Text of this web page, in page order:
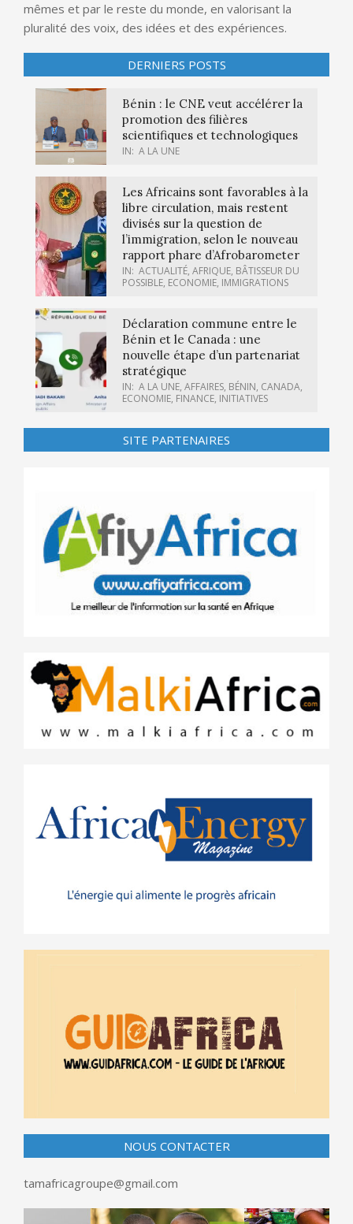
mêmes et par le reste du monde, en valorisant la
pluralité des voix, des idées et des expériences.
DERNIERS POSTS
Bénin : le CNE veut accélérer la
promotion des filières
scientifiques et technologiques
IN: A LA UNE
Les Africains sont favorables à la
libre circulation, mais restent
divisés sur la question de
l’immigration, selon le nouveau
rapport phare d’Afrobarometer
IN: ACTUALITÉ, AFRIQUE, BÂTISSEUR DU
POSSIBLE, ECONOMIE, IMMIGRATIONS
Déclaration commune entre le
Bénin et le Canada : une
nouvelle étape d’un partenariat
stratégique
IN: A LA UNE, AFFAIRES, BÉNIN, CANADA,
ECONOMIE, FINANCE, INITIATIVES
SITE PARTENAIRES
NOUS CONTACTER
tamafricagroupe@gmail.com